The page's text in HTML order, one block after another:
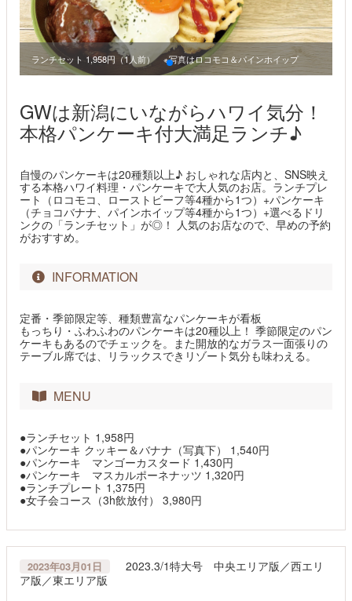
ランチセット 1,958円（1人前） ※写真はロコモコ＆パインホイップ
GWは新潟にいながらハワイ気分！
本格パンケーキ付大満足ランチ♪
自慢のパンケーキは20種類以上♪ おしゃれな店内と、SNS映え
する本格ハワイ料理・パンケーキで大人気のお店。ランチプレ
ート（ロコモコ、ローストビーフ等4種から1つ）+パンケーキ
（チョコバナナ、パインホイップ等4種から1つ）+選べるドリ
ンクの「ランチセット」が◎！ 人気のお店なので、早めの予約
がおすすめ。
INFORMATION
定番・季節限定等、種類豊富なパンケーキが看板
もっちり・ふわふわのパンケーキは20種以上！ 季節限定のパン
ケーキもあるのでチェックを。また開放的なガラス一面張りの
テーブル席では、リラックスできリゾート気分も味わえる。
MENU
●ランチセット 1,958円
●パンケーキ クッキー＆バナナ（写真下） 1,540円
●パンケーキ マンゴーカスタード 1,430円
●パンケーキ マスカルポーネナッツ 1,320円
●ランチプレート 1,375円
●女子会コース（3h飲放付） 3,980円
2023年03月01日
2023.3/1特大号 中央エリア版／西エリ
ア版／東エリア版